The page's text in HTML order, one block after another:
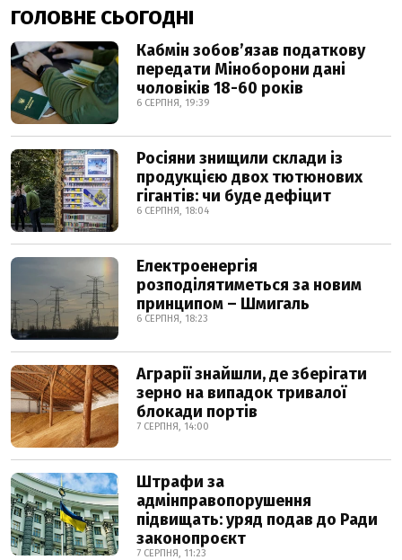
ГОЛОВНЕ СЬОГОДНІ
Кабмін зобовʼязав податкову
передати Міноборони дані
чоловіків 18-60 років
6 СЕРПНЯ, 19:39
Росіяни знищили склади із
продукцією двох тютюнових
гігантів: чи буде дефіцит
6 СЕРПНЯ, 18:04
Електроенергія
розподілятиметься за новим
принципом – Шмигаль
6 СЕРПНЯ, 18:23
Аграрії знайшли, де зберігати
зерно на випадок тривалої
блокади портів
7 СЕРПНЯ, 14:00
Штрафи за
адмінправопорушення
підвищать: уряд подав до Ради
законопроєкт
7 СЕРПНЯ, 11:23